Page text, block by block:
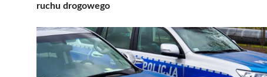
ruchu drogowego